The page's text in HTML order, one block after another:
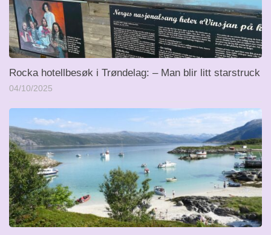
Rocka hotellbesøk i Trøndelag: – Man blir litt starstruck
04/10/2025